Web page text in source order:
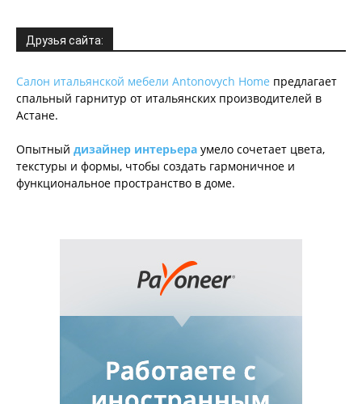
Друзья сайта:
Салон итальянской мебели Antonovych Home предлагает
спальный гарнитур от итальянских производителей в
Астане.
Опытный дизайнер интерьера умело сочетает цвета,
текстуры и формы, чтобы создать гармоничное и
функциональное пространство в доме.